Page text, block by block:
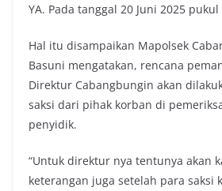
YA. Pada tanggal 20 Juni 2025 pukul
Hal itu disampaikan Mapolsek
Basuni mengatakan, rencana
Direktur Cabangbungin akan
saksi dari pihak korban di
penyidik.
“Untuk direktur nya tentunya akan
keterangan juga setelah para saksi